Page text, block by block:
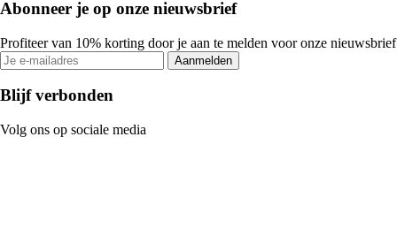
Abonneer je op onze nieuwsbrief
Profiteer van 10% korting door je aan te melden voor onze nieuwsbrief
Aanmelden
Blijf verbonden
Volg ons op sociale media